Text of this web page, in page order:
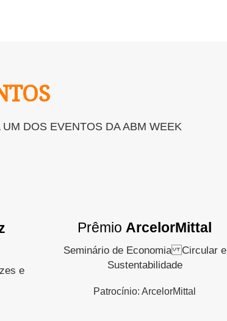
DOS EVENTOS DA ABM WEEK
e
Prêmio ArcelorMittal
Seminário de Economia Circular e
Sustentabilidade
Patrocínio: ArcelorMittal